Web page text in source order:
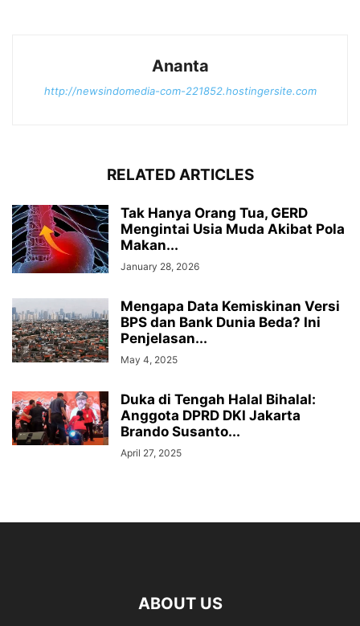
Ananta
http://newsindomedia-com-221852.hostingersite.com
RELATED ARTICLES
Tak Hanya Orang Tua, GERD
Mengintai Usia Muda Akibat Pola
Makan...
January 28, 2026
Mengapa Data Kemiskinan Versi
BPS dan Bank Dunia Beda? Ini
Penjelasan...
May 4, 2025
Duka di Tengah Halal Bihalal:
Anggota DPRD DKI Jakarta
Brando Susanto...
April 27, 2025
ABOUT US